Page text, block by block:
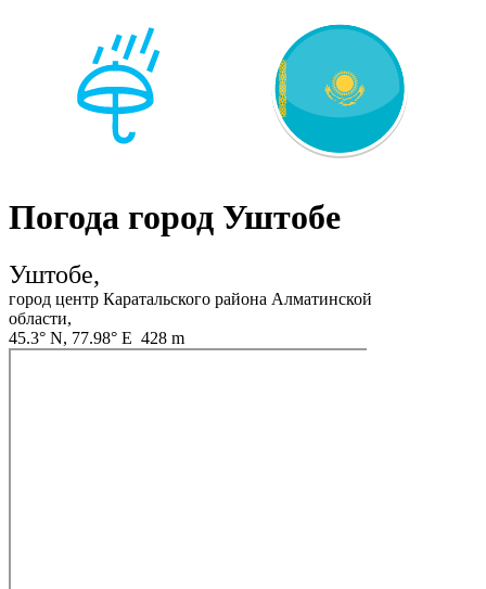
Погода город Уштобе
Уштобе,
город центр Каратальского района Алматинской
области,
45.3° N, 77.98° E 428 m